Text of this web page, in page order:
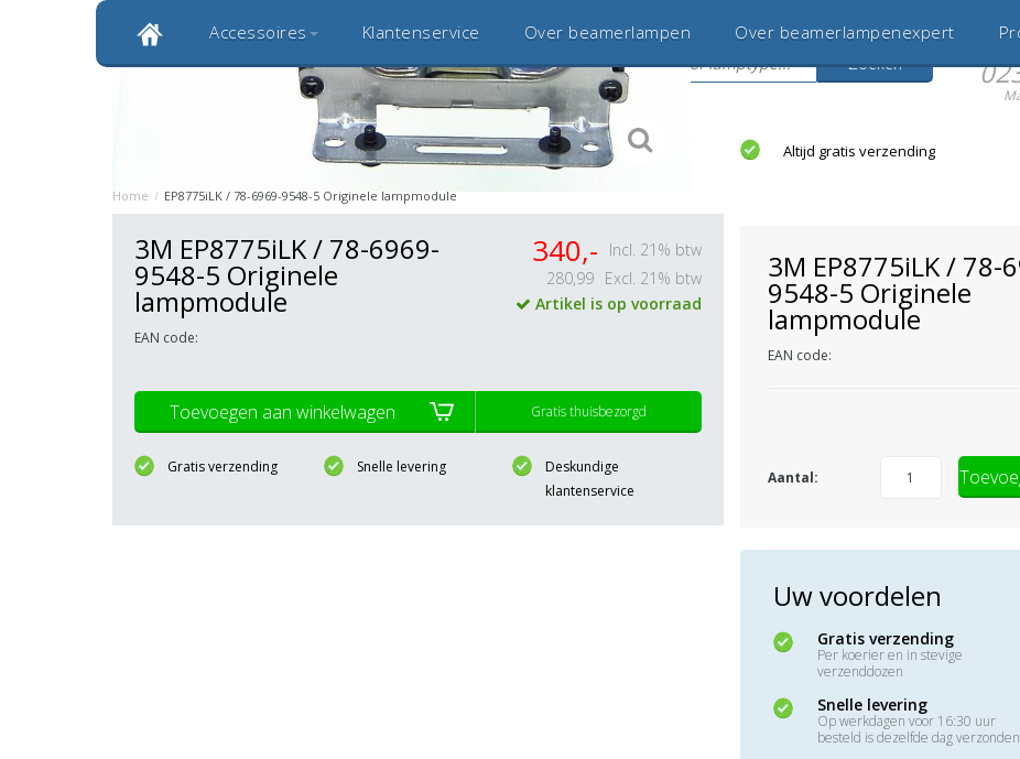
Klantbeoordeling 9,0
Bekijk alle 1000+ reviews
Zoeken
Accessoires Klantenservice Over beamerlampen Over beamerlampenexpert
Originele kwaliteitsproducten 20 jaar betrouwbaar en ervaren Altijd gratis verzending
Home / EP8775iLK / 78-6969-9548-5 Originele lampmodule
3M EP8775iLK / 78-6969-
9548-5 Originele
lampmodule
EAN code:
340,-
Incl. 21% btw
280,99 Excl. 21% btw
Artikel is op voorraad
Toevoegen aan winkelwagen Gratis thuisbezorgd
Gratis verzending Snelle levering
Deskundige
klantenservice
3M EP8775iLK / 78-
9548-5 Originele
lampmodule
EAN code:
Aantal:
Uw voordelen
Gratis verzending
Per koerier en in stevige
verzenddozen
Snelle levering
Op werkdagen voor 16:30 uur
besteld is dezelfde dag verzonden